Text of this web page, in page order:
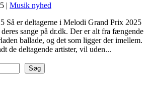
| Musik nyhed
Så er deltagerne i Melodi Grand Prix 2025
sange på dr.dk. Der er alt fra fængende
ballade, og det som ligger der imellem.
de deltagende artister, vil uden...
Søg